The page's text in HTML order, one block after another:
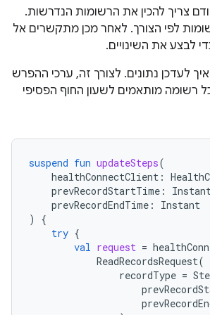
צריך להכין את הרשומות הנדרשות.
לפי הצורך. לאחר מכן מתקשרים אל
לבצע את השינויים.
לעדכן נתונים. לצורך זה, ערכי ההפרש
רשומה מותאמים לשעון החוף הפסיפי
suspend fun updateSteps(
healthConnectClient :
prevRecordStartTime :
prevRecordEndTime :
Instant
)
{
try {
val request =
ReadRecordsRequest(
recordType =